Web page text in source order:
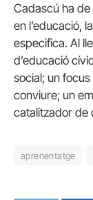
Cadascú ha
en l’educació,
especifica. Al
d’educació
social; un
conviure; un
catalitzador de
aprenentatge